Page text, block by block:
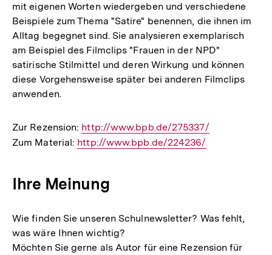
mit eigenen Worten wiedergeben und verschiedene
Beispiele zum Thema "Satire" benennen, die ihnen im
Alltag begegnet sind. Sie analysieren exemplarisch
am Beispiel des Filmclips "Frauen in der NPD"
satirische Stilmittel und deren Wirkung und können
diese Vorgehensweise später bei anderen Filmclips
anwenden.
Zur Rezension: Interner
Link:
http://www.bpb.de/275337/
Zum Material: Interner
http://www.bpb.de/224236/
Ihre Meinung
Wie finden Sie unseren Schulnewsletter? Was fehlt,
was wäre Ihnen wichtig?
Möchten Sie gerne als Autor für eine Rezension für